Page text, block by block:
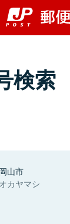
検索
岡山市
オカヤマシ